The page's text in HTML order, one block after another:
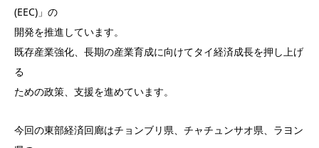
(EEC)」の
開発を推進しています。
既存産業強化、長期の産業育成に向けてタイ経済成長を押し上げ
る
ための政策、支援を進めています。
今回の東部経済回廊はチョンブリ県、チャチュンサオ県、ラヨン